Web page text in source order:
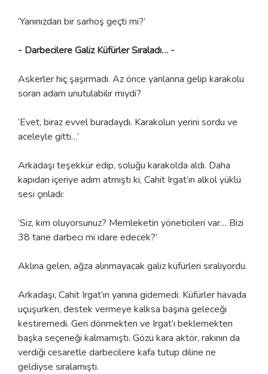
‘Yanınızdan bir sarhoş geçti mi?’
- Darbecilere Galiz Küfürler Sıraladı… -
Askerler hiç şaşırmadı. Az önce yanlarına gelip karakolu
soran adam unutulabilir miydi?
‘Evet, biraz evvel buradaydı. Karakolun yerini sordu ve
aceleyle gitti…’
Arkadaşı teşekkür edip, soluğu karakolda aldı. Daha
kapıdan içeriye adım atmıştı ki, Cahit Irgat’ın alkol yüklü
sesi çınladı:
‘Siz, kim oluyorsunuz? Memleketin yöneticileri var… Bizi
38 tane darbeci mi idare edecek?’
Aklına gelen, ağza alınmayacak galiz küfürleri sıralıyordu.
Arkadaşı, Cahit Irgat’ın yanına gidemedi. Küfürler havada
uçuşurken, destek vermeye kalksa başına geleceği
kestiremedi. Geri dönmekten ve Irgat’ı beklemekten
başka seçeneği kalmamıştı. Gözü kara aktör, rakının da
verdiği cesaretle darbecilere kafa tutup diline ne
geldiyse sıralamıştı.